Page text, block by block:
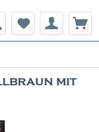
mit